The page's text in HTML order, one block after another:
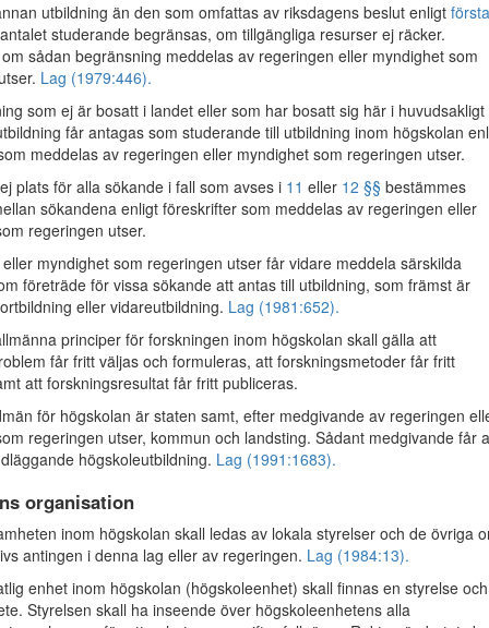
utbildning än den som omfattas av riksdagens beslut enligt första
studerande begränsas, om tillgängliga resurser ej räcker.
sådan begränsning meddelas av regeringen eller myndighet som
Lag (1979:446).
som ej är bosatt i landet eller som har bosatt sig här i huvudsakligt
får antagas som studerande till utbildning inom högskolan
meddelas av regeringen eller myndighet som regeringen utser.
plats för alla sökande i fall som avses i 11 eller 12 §§ bestämmes
sökandena enligt föreskrifter som meddelas av regeringen eller
regeringen utser.
myndighet som regeringen utser får vidare meddela särskilda
företräde för vissa sökande att antas till utbildning, som främst är
eller vidareutbildning. Lag (1981:652).
principer för forskningen inom högskolan skall gälla att
får fritt väljas och formuleras, att forskningsmetoder får fritt
att forskningsresultat får fritt publiceras.
för högskolan är staten samt, efter medgivande av regeringen
regeringen utser, kommun och landsting. Sådant medgivande får
högskoleutbildning. Lag (1991:1683).
organisation
inom högskolan skall ledas av lokala styrelser och de övriga
antingen i denna lag eller av regeringen. Lag (1984:13).
enhet inom högskolan (högskoleenhet) skall finnas en styrelse
Styrelsen skall ha inseende över högskoleenhetens alla